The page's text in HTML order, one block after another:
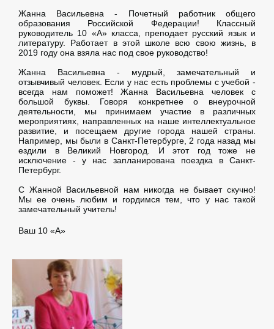
Жанна Васильевна - Почетный работник общего
образования Российской Федерации! Классный
руководитель 10 «А» класса, преподает русский язык и
литературу. Работает в этой школе всю свою жизнь, в
2019 году она взяла нас под свое руководство!
Жанна Васильевна - мудрый, замечательный и
отзывчивый человек. Если у нас есть проблемы с учебой -
всегда нам поможет! Жанна Васильевна человек с
большой буквы. Говоря конкретнее о внеурочной
деятельности, мы принимаем участие в различных
мероприятиях, направленных на наше интеллектуальное
развитие, и посещаем другие города нашей страны.
Например, мы были в Санкт-Петербурге, 2 года назад мы
ездили в Великий Новгород. И этот год тоже не
исключение - у нас запланирована поездка в Санкт-
Петербург.
С Жанной Васильевной нам никогда не бывает скучно!
Мы ее очень любим и гордимся тем, что у нас такой
замечательный учитель!
Ваш 10 «А»